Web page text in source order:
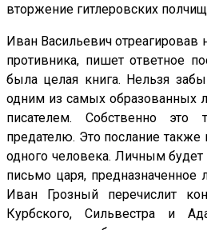
вторжение гитлеровских
Иван Васильевич отреагировав
противника, пишет ответное
была целая книга. Нельзя
одним из самых образованных
писателем. Собственно
предателю. Это послание также
одного человека. Личным будет
письмо царя,
Иван Грозный перечислит
Курбского, Сильвестра и